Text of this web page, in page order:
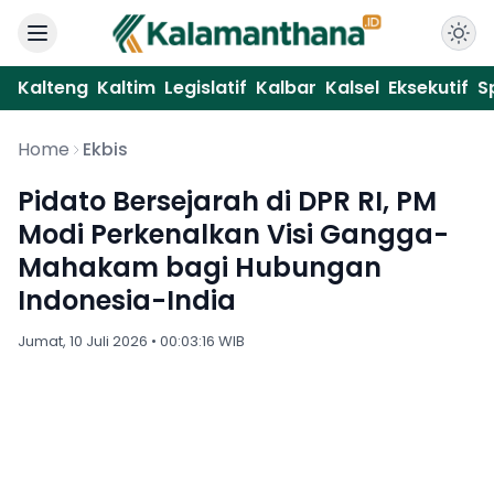
Kalteng Kaltim Legislatif Kalbar Kalsel Eksekutif
Home Ekbis
Pidato Bersejarah di DPR RI, PM
Modi Perkenalkan Visi Gangga-
Mahakam bagi Hubungan
Indonesia-India
Jumat, 10 Juli 2026 • 00:03:16 WIB